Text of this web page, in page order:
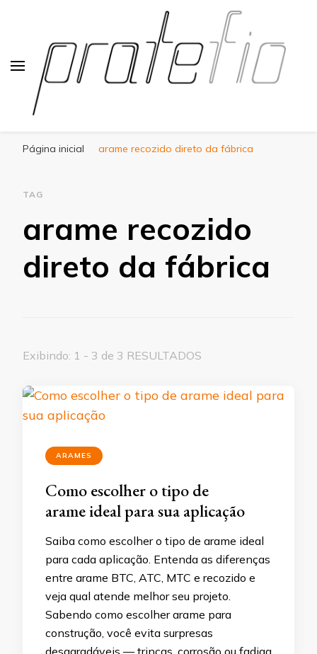
Página inicial arame recozido direto da fábrica
TAG
arame recozido
direto da fábrica
Exibindo: 1 - 3 de 3 RESULTADOS
ARAMES
Como escolher o tipo de
arame ideal para sua aplicação
Saiba como escolher o tipo de arame ideal
para cada aplicação. Entenda as diferenças
entre arame BTC, ATC, MTC e recozido e
veja qual atende melhor seu projeto.
Sabendo como escolher arame para
construção, você evita surpresas